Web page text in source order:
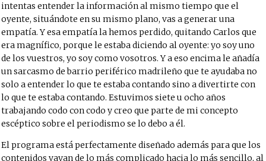
intentas entender la información al mismo tiempo que el
oyente, situándote en su mismo plano, vas a generar una
empatía. Y esa empatía la hemos perdido, quitando Carlos que
era magnífico, porque le estaba diciendo al oyente:yo soy uno
de los vuestros, yo soy como vosotros.Y a eso encima le añadía
un sarcasmo de barrio periférico madrileño que te ayudaba no
solo a entender lo que te estaba contando sino a divertirte con
lo que te estaba contando. Estuvimos siete u ocho años
trabajando codo con codo y creo que parte de mi concepto
escéptico sobre el periodismo se lo debo a él.
El programa está perfectamente diseñado además para que los
contenidos vayan de lo más complicado hacia lo más sencillo, al